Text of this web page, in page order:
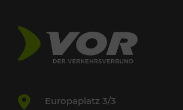
Europaplatz 3/3